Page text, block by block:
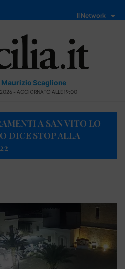
Il Network
Maurizio Scaglione
- AGGIORNATO ALLE 19:00
A SAN VITO LO
DICE STOP ALLA